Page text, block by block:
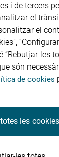
contractant
Baix Camp -
i de tercers
el
el
les
són
de cookies
les cookies